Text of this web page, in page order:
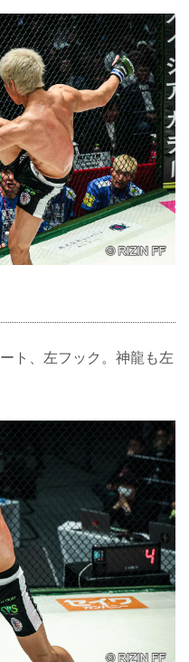
ト、左フック。神龍も左